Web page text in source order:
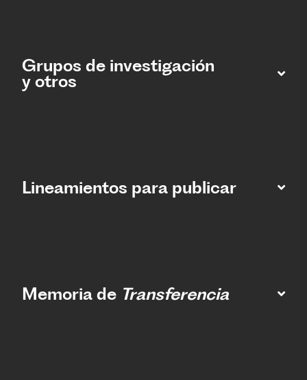
Grupos de investigación
y otros
Lineamientos para publicar
Memoria de Transferencia